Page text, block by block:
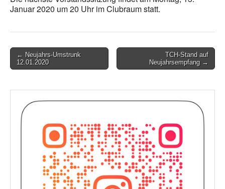
Januar 2020 um 20 Uhr im Clubraum statt.
Post
navigation
← Neujahrs-Umstrunk
12.01.2020
TCH-Stand auf
Neujahrsempfang →